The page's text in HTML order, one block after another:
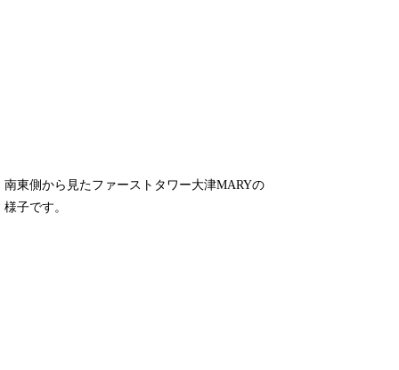
南東側から見たファーストタワー大津MARYの
様子です。